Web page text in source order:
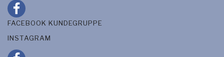
FACEBOOK KUNDEGRUPPE
INSTAGRAM